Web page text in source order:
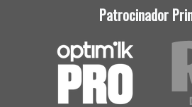
Patrocinador